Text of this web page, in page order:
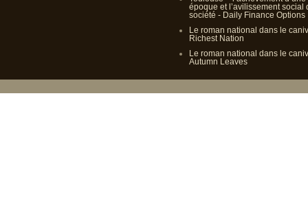
époque et l’avilissement social
société - Daily Finance Options
Le roman national dans le
Richest Nation
Le roman national dans le
Autumn Leaves